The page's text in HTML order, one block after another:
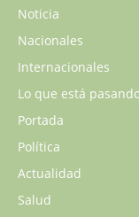
Noticia
Nacionales
Internacionales
Lo que está
Portada
Política
Actualidad
Salud